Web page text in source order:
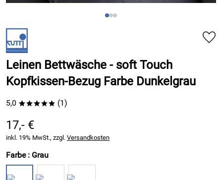
Leinen Bettwäsche - soft Touch
Kopfkissen-Bezug Farbe Dunkelgrau
5,0 ***** (1)
17,- €
inkl. 19% MwSt., zzgl. Versandkosten
Farbe : Grau